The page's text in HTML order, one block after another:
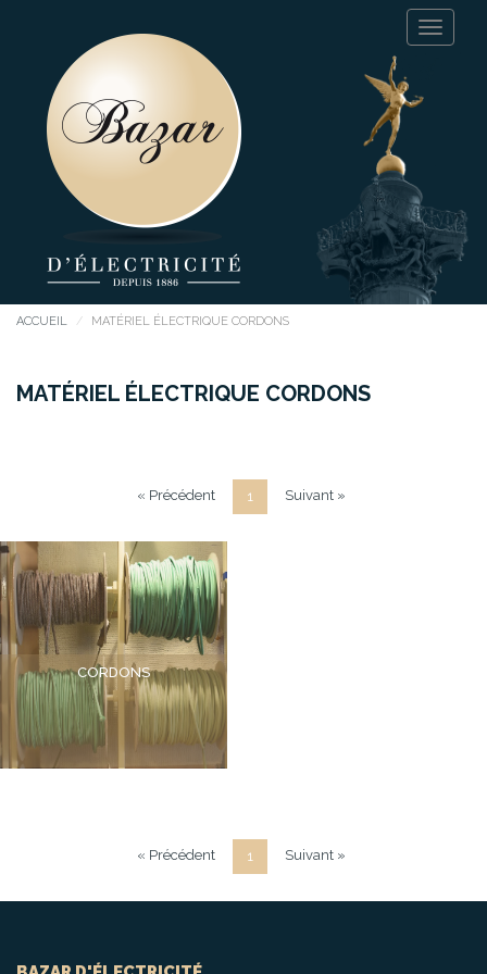
ACCUEIL MATÉRIEL ÉLECTRIQUE CORDONS
MATÉRIEL ÉLECTRIQUE CORDONS
« Précédent 1 Suivant »
CORDONS
« Précédent 1 Suivant »